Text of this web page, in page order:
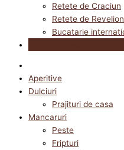
Retete de Craciun
Retete de Revelion
Bucatarie
Aperitive
Dulciuri
Prajituri de casa
Mancaruri
Peste
Fripturi